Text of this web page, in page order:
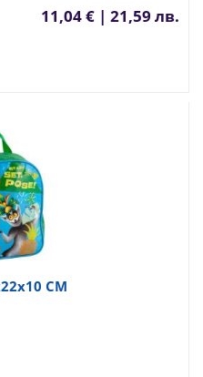
11,04 € | 21,59 лв.
СМ